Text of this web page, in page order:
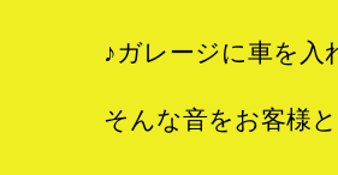
♪ガレージに車を入
そんな音をお客様